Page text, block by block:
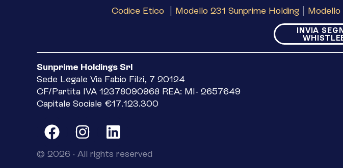
Codice Etico Modello 231 Sunprime Holding| Modello
INVIA
Sunprime Holdings Srl
Sede Legale Via Fabio Filzi, 7 20124
CF/Partita IVA 12378090968 REA: MI- 2657649
Capitale Sociale €17.123.300
© 2026 · All rights reserved